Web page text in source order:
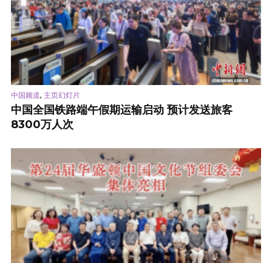
中国频道, 主页幻灯片
中国全国铁路端午假期运输启动 预计发送旅客
8300万人次